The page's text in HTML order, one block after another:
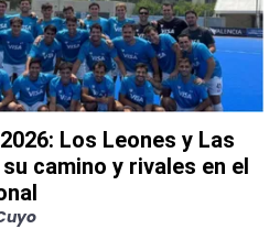
Los Leones y Las
camino y rivales en el